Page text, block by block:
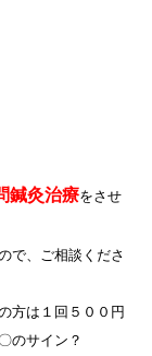
鍼灸治療をさせ
で、ご相談くださ
方は１回５００円
のサイン？